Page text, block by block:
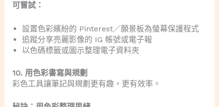
可嘗試：
設置色彩繽紛的 Pinterest／願景板為螢幕保護程式
追蹤分享亮麗影像的 IG 帳號或電子報
以色碼標籤或圖示整理電子資料夾
10. 用色彩書寫與規劃
彩色工具讓筆記與規劃更有趣，更有效率。